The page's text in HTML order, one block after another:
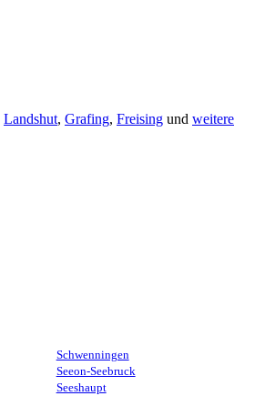
Landshut, Grafing, Freising und weitere
Schwenningen
Seeon-Seebruck
Seeshaupt